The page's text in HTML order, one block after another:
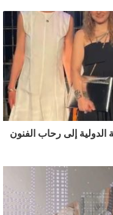
إلى رحاب الفنون